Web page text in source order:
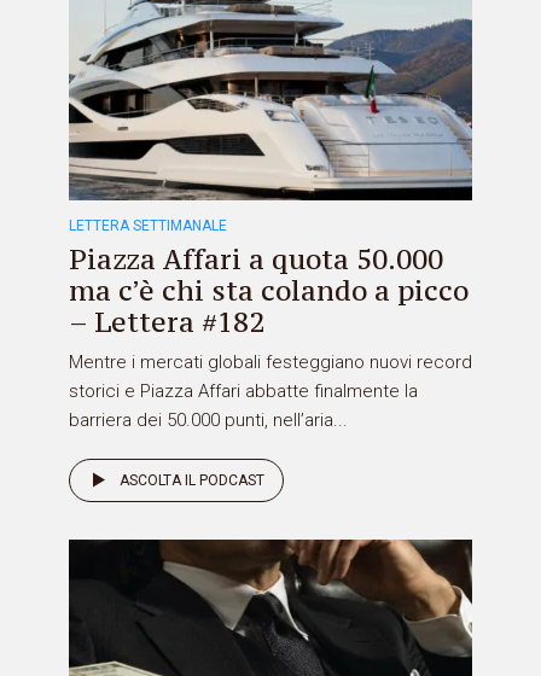
LETTERA SETTIMANALE
Piazza Affari a quota 50.000
ma c’è chi sta colando a picco
– Lettera #182
Mentre i mercati globali festeggiano nuovi record
storici e Piazza Affari abbatte finalmente la
barriera dei 50.000 punti, nell’aria...
ASCOLTA IL PODCAST